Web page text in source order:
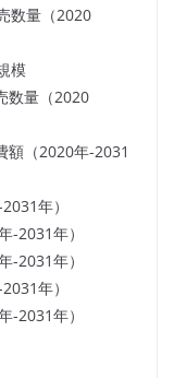
数量（2020
模
数量（2020
額（2020年-2031
年）
-2031年）
-2031年）
年）
-2031年）